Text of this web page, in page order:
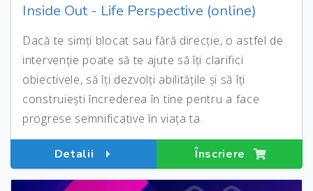
Inside Out - Life Perspective (online)
Dacă te simți blocat sau fără direcție, o astfel de
intervenție poate să te ajute să îți clarifici
obiectivele, să îți dezvolți abilitățile și să îți
construiești încrederea în tine pentru a face
progrese semnificative în viața ta.
Detalii Înscriere